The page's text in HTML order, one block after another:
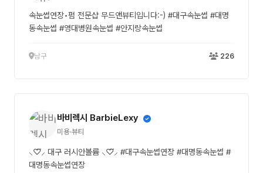
속눈썹연장•펌 전문샵 무드앤뷰티입니다:-) #대구속눈썹 #대명
동속눈썹 #영대병원속눈썹 #안지랑속눈썹
남구 226
바비렉시 BarbieLexy
미용·뷰티
⸜♡⃛⸝‍ 대구 러시안볼륨 ⸜♡⃛⸝‍ #대구속눈썹연장 #대명동속눈썹 #
대명동속눈썹연장